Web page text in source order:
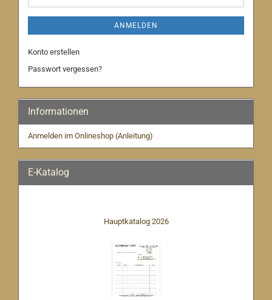
ANMELDEN
Konto erstellen
Passwort vergessen?
Informationen
Anmelden im Onlineshop (Anleitung)
E-Katalog
Hauptkatalog 2026